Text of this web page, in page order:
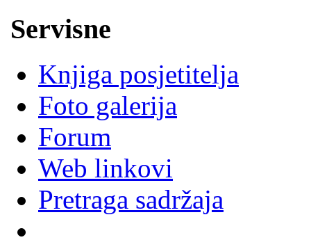
Servisne
Knjiga posjetitelja
Foto galerija
Forum
Web linkovi
Pretraga sadržaja